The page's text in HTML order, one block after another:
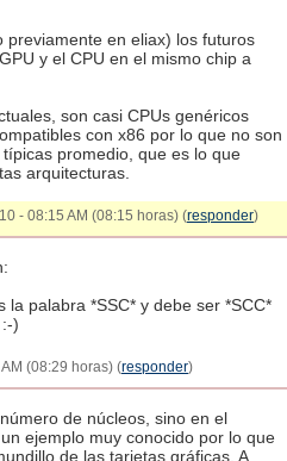
previamente en eliax) los futuros
y el CPU en el mismo chip a
son casi CPUs genéricos
con x86 por lo que no son
promedio, que es lo que
arquitecturas.
- 08:15 AM (08:15 horas) (responder)
la palabra *SSC* y debe ser *SCC*
)
(08:29 horas) (responder)
de núcleos, sino en el
ejemplo muy conocido por lo que
de las tarjetas gráficas. A